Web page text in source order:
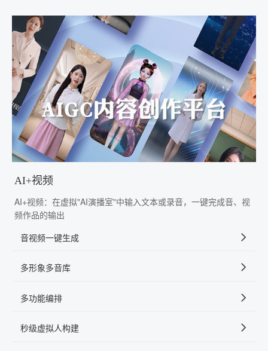
AI+视频
AI+视频：在虚拟"AI演播室"中输入文本或录音，一键完成音、视
频作品的输出
音视频一键生成
多形象多音库
多功能编排
秒级虚拟人构建